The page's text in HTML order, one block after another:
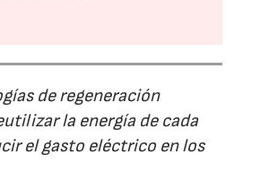
de regeneración
la energía de cada
el gasto eléctrico en los